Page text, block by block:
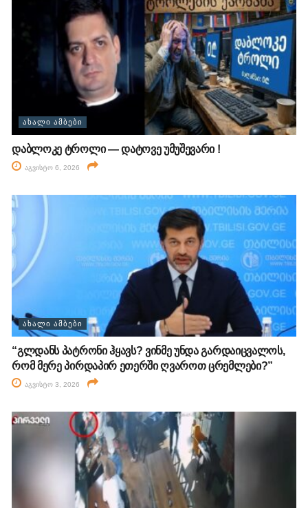
ᲐᲮᲐᲚᲘ ᲐᲛᲑᲔᲑᲘ
დაბლოკე ტროლი — დატოვე უმუშევარი !
აგვისტო 6, 2026
ᲐᲮᲐᲚᲘ ᲐᲛᲑᲔᲑᲘ
“გლდანს პატრონი ჰყავს? ვინმე უნდა გარდაიცვალოს,
რომ მერე პირდაპირ ეთერში ღვაროთ ცრემლები?”
აგვისტო 3, 2026